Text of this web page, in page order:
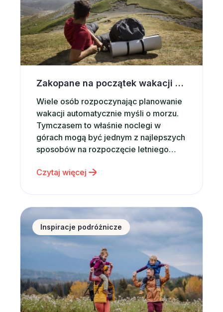
Zakopane na początek wakacji – dlaczego warto wybrać noclegi w górach?
Wiele osób rozpoczynając planowanie
wakacji automatycznie myśli o morzu.
Tymczasem to właśnie noclegi w
górach mogą być jednym z najlepszych
sposobów na rozpoczęcie letniego
krajobrazy, świeże powietrze,
aktywnego wypoczynku sprawiają, że
Zakopane od lat pozostaje jednym z
najchętniej wybieranych kierunków w
Polsce. Co ważne, Zakopane jest
miejscem, które sprawdza się…
Czytaj więcej
Nie masz pomysłu na prezent dla dziecka? Postaw
Inspiracje podróżnicze